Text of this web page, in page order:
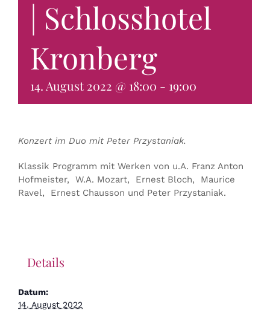
KONTAKT & BUCHEN
| Schlosshotel
Kronberg
14. August 2022 @ 18:00 - 19:00
Konzert im Duo mit Peter Przystaniak.
Klassik Programm mit Werken von u.A. Franz Anton
Hofmeister, W.A. Mozart, Ernest Bloch, Maurice
Ravel, Ernest Chausson und Peter Przystaniak.
Details
Datum:
14. August 2022